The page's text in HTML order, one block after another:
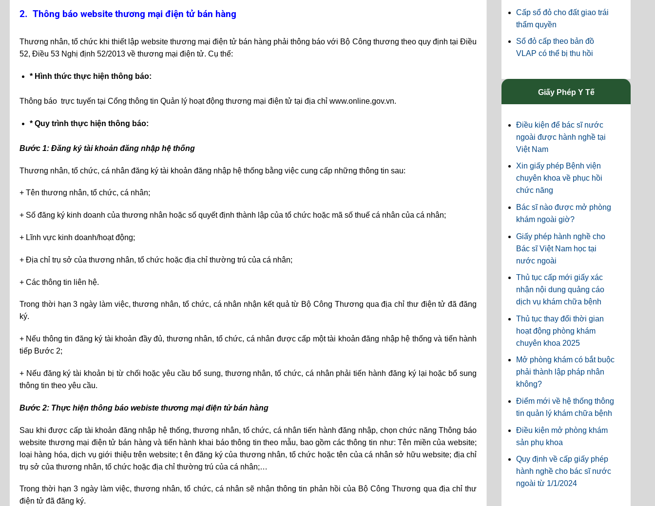
2. Thông báo website thương mại điện tử bán hàng
Thương nhân, tổ chức khi thiết lập website thương mại điện tử bán hàng phải thông báo với Bộ Công thương theo quy định tại Điều
52, Điều 53 Nghị định 52/2013 về thương mại điện tử. Cụ thể:
* Hình thức thực hiện thông báo:
Thông báo trực tuyến tại Cổng thông tin Quản lý hoạt động thương mại điện tử tại địa chỉ www.online.gov.vn.
* Quy trình thực hiện thông báo:
Bước 1: Đăng ký tài khoản đăng nhập hệ thống
Thương nhân, tổ chức, cá nhân đăng ký tài khoản đăng nhập hệ thống bằng việc cung cấp những thông tin sau:
+ Tên thương nhân, tổ chức, cá nhân;
+ Số đăng ký kinh doanh của thương nhân hoặc số quyết định thành lập của tổ chức hoặc mã số thuế cá nhân của cá nhân;
+ Lĩnh vực kinh doanh/hoạt động;
+ Địa chỉ trụ sở của thương nhân, tổ chức hoặc địa chỉ thường trú của cá nhân;
+ Các thông tin liên hệ.
Trong thời hạn 3 ngày làm việc, thương nhân, tổ chức, cá nhân nhận kết quả từ Bộ Công Thương qua địa chỉ thư điện tử đã đăng
ký.
+ Nếu thông tin đăng ký tài khoản đầy đủ, thương nhân, tổ chức, cá nhân được cấp một tài khoản đăng nhập hệ thống và tiến hành
tiếp Bước 2;
+ Nếu đăng ký tài khoản bị từ chối hoặc yêu cầu bổ sung, thương nhân, tổ chức, cá nhân phải tiến hành đăng ký lại hoặc bổ sung
thông tin theo yêu cầu.
Bước 2: Thực hiện thông báo webiste thương mại điện tử bán hàng
Sau khi được cấp tài khoản đăng nhập hệ thống, thương nhân, tổ chức, cá nhân tiến hành đăng nhập, chọn chức năng Thông báo
website thương mại điện tử bán hàng và tiến hành khai báo thông tin theo mẫu, bao gồm các thông tin như: Tên miền của website;
loại hàng hóa, dịch vụ giới thiệu trên website; t ên đăng ký của thương nhân, tổ chức hoặc tên của cá nhân sở hữu website; địa chỉ
trụ sở của thương nhân, tổ chức hoặc địa chỉ thường trú của cá nhân;…
Trong thời hạn 3 ngày làm việc, thương nhân, tổ chức, cá nhân sẽ nhận thông tin phản hồi của Bộ Công Thương qua địa chỉ thư
điện tử đã đăng ký.
Cấp sổ đỏ cho đất giao trái
thẩm quyền
Sổ đỏ cấp theo bản đồ
VLAP có thể bị thu hồi
Giấy Phép Y Tế
Điều kiện để bác sĩ nước
ngoài được hành nghề tại
Việt Nam
Xin giấy phép Bệnh viện
chuyên khoa về phục hồi
chức năng
Bác sĩ nào được mở phòng
khám ngoài giờ?
Giấy phép hành nghề cho
Bác sĩ Việt Nam học tại
nước ngoài
Thủ tục cấp mới giấy xác
nhận nội dung quảng cáo
dịch vụ khám chữa bệnh
Thủ tục thay đổi thời gian
hoạt động phòng khám
chuyên khoa 2025
Mở phòng khám có bắt buộc
phải thành lập pháp nhân
không?
Điểm mới về hệ thống thông
tin quản lý khám chữa bệnh
Điều kiện mở phòng khám
sản phụ khoa
Quy định về cấp giấy phép
hành nghề cho bác sĩ nước
ngoài từ 1/1/2024